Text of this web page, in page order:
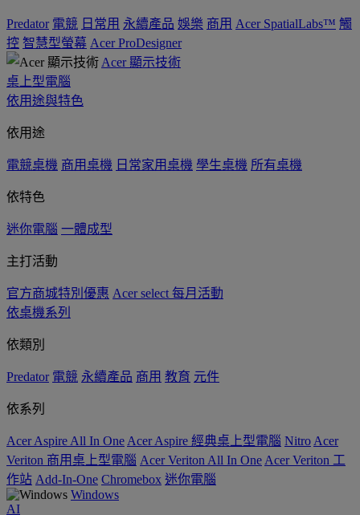
Predator 電競 日常用 永續產品 娛樂 商用 Acer SpatialLabs™ 觸
控 智慧型螢幕 Acer ProDesigner
Acer 顯示技術
桌上型電腦
依用途與特色
依用途
電競桌機 商用桌機 日常家用桌機 學生桌機 所有桌機
依特色
迷你電腦 一體成型
主打活動
官方商城特別優惠 Acer select 每月活動
依桌機系列
依類別
Predator 電競 永續產品 商用 教育 元件
依系列
Acer Aspire All In One Acer Aspire 經典桌上型電腦 Nitro Acer
Veriton 商用桌上型電腦 Acer Veriton All In One Acer Veriton 工
作站 Add-In-One Chromebox 迷你電腦
Windows
AI